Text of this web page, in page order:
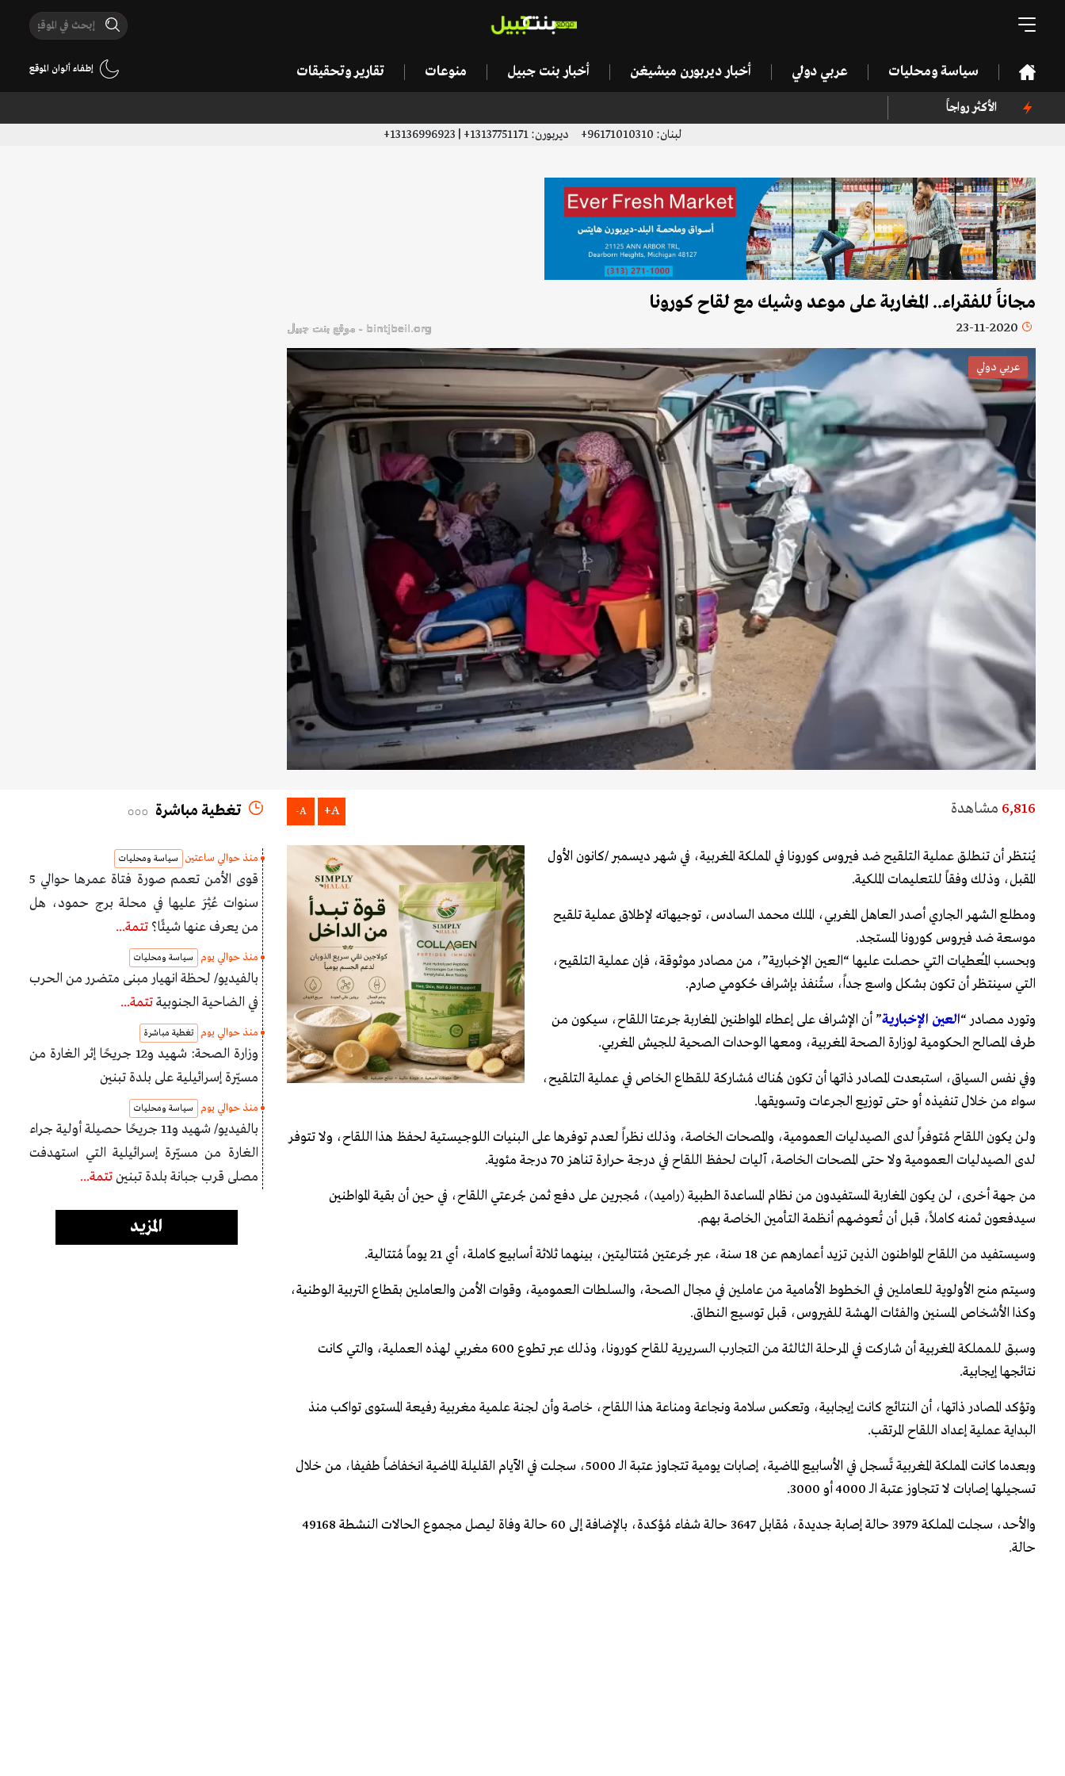
سياسة ومحليات عربي دولي أخبار ديربورن ميشيغن أخبار بنت جبيل منوعات تقارير وتحقيقات إطفاء ألوان الموقع
الأكثر رواجاً
لبنان: 96171010310+ ديربورن: 13137751171+ | 13136996923+
مجاناً للفقراء.. المغاربة على موعد وشيك مع لقاح كورونا
23-11-2020 bintjbeil.org - موقع بنت جبيل
عربي دولي
6,816 مشاهدة A+
A-
يُنتظر أن تنطلق عملية التلقيح ضد فيروس كورونا في المملكة المغربية، في شهر ديسمبر /كانون الأول
المقبل، وذلك وفقاً للتعليمات الملكية.
ومطلع الشهر الجاري أصدر العاهل المغربي، الملك محمد السادس، توجيهاته لإطلاق عملية تلقيح
موسعة ضد فيروس كورونا المستجد.
وبحسب المُعطيات التي حصلت عليها “العين الإخبارية”، من مصادر موثوقة، فإن عملية التلقيح،
التي سينتظر أن تكون بشكل واسع جداً، ستُنفذ بإشراف حُكومي صارم.
وتورد مصادر “العين الإخبارية” أن الإشراف على إعطاء المواطنين المغاربة جرعتا اللقاح، سيكون من
طرف المصالح الحكومية لوزارة الصحة المغربية، ومعها الوحدات الصحية للجيش المغربي.
وفي نفس السياق، استبعدت المصادر ذاتها أن تكون هُناك مُشاركة للقطاع الخاص في عملية التلقيح،
سواء من خلال تنفيذه أو حتى توزيع الجرعات وتسويقها.
ولن يكون اللقاح مُتوفراً لدى الصيدليات العمومية، والمصحات الخاصة، وذلك نظراً لعدم توفرها على البنيات اللوجيستية لحفظ هذا اللقاح، ولا تتوفر
لدى الصيدليات العمومية ولا حتى المصحات الخاصة، آليات لحفظ اللقاح في درجة حرارة تناهز 70 درجة مئوية.
من جهة أخرى، لن يكون المغاربة المستفيدون من نظام المساعدة الطبية (راميد)، مُجبرين على دفع ثمن جُرعتي اللقاح، في حين أن بقية المواطنين
سيدفعون ثمنه كاملاً، قبل أن تُعوضهم أنظمة التأمين الخاصة بهم.
وسيستفيد من اللقاح المواطنون الذين تزيد أعمارهم عن 18 سنة، عبر جُرعتين مُتتاليتين، بينهما ثلاثة أسابيع كاملة، أي 21 يوماً مُتتالية.
وسيتم منح الأولوية للعاملين في الخطوط الأمامية من عاملين في مجال الصحة، والسلطات العمومية، وقوات الأمن والعاملين بقطاع التربية الوطنية،
وكذا الأشخاص المسنين والفئات الهشة للفيروس، قبل توسيع النطاق.
وسبق للمملكة المغربية أن شاركت في المرحلة الثالثة من التجارب السريرية للقاح كورونا، وذلك عبر تطوع 600 مغربي لهذه العملية، والتي كانت
نتائجها إيجابية.
وتؤكد المصادر ذاتها، أن النتائج كانت إيجابية، وتعكس سلامة ونجاعة ومناعة هذا اللقاح، خاصة وأن لجنة علمية مغربية رفيعة المستوى تواكب منذ
البداية عملية إعداد اللقاح المرتقب.
وبعدما كانت المملكة المغربية تًسجل في الأسابيع الماضية، إصابات يومية تتجاوز عتبة الـ 5000، سجلت في الآيام القليلة الماضية انخفاضاً طفيفا، من خلال
تسجيلها إصابات لا تتجاوز عتبة الـ 4000 أو 3000.
والأحد، سجلت المملكة 3979 حالة إصابة جديدة، مُقابل 3647 حالة شفاء مُؤكدة، بالإضافة إلى 60 حالة وفاة ليصل مجموع الحالات النشطة 49168
حالة.
تغطية مباشرة
منذ حوالي ساعتين سياسة ومحليات
قوى الأمن تعمم صورة فتاة عمرها حوالي 5
سنوات عُثِرَ عليها في محلة برج حمود، هل
من يعرف عنها شيئًا؟ تتمة...
منذ حوالي يوم سياسة ومحليات
بالفيديو/ لحظة انهيار مبنى متضرر من الحرب
في الضاحية الجنوبيةتتمة...
منذ حوالي يوم تغطية مباشرة
وزارة الصحة: شهيد و12 جريحًا إثر الغارة من
مسيّرة إسرائيلية على بلدة تبنين
منذ حوالي يوم سياسة ومحليات
بالفيديو/ شهيد و11 جريحًا حصيلة أولية جراء
الغارة من مسيّرة إسرائيلية التي استهدفت
مصلى قرب جبانة بلدة تبنينتتمة...
المزيد